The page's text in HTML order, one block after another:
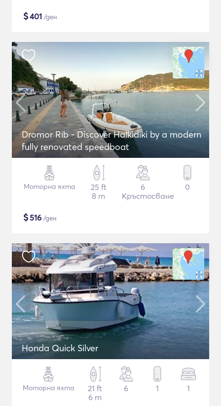
$401 /ден
Dromor Rib - Discover Halkidiki by a modern
fully renovated speedboat
Моторна яхта
25 ft
8 m
6
Кръстосване
0
$516 /ден
Honda Quick Silver
Моторна яхта
21 ft
6 m
6 1 1